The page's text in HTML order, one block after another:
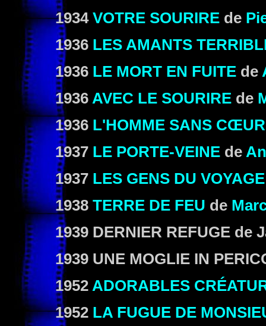
1934 VOTRE SOURIRE de
1936 LES AMANTS
1936 LE MORT EN FUITE de
1936 AVEC LE SOURIRE de
1936 L'HOMME SANS CŒUR
1937 LE PORTE-VEINE de
1937 LES GENS DU VOYAGE
1938 TERRE DE FEU de
1939 DERNIER REFUGE
1939 UNE MOGLIE IN
1952 ADORABLES
1952 LA FUGUE DE